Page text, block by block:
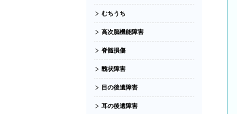
むちうち
高次脳機能障害
脊髄損傷
醜状障害
目の後遺障害
耳の後遺障害